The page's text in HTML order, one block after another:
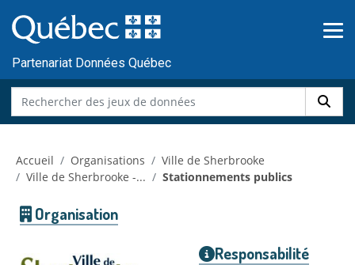
au
contenu
Partenariat Données Québec
Accueil Organisations
Ville de Sherbrooke
Ville de Sherbrooke -...
Stationnements publics
Organisation
Responsabilité